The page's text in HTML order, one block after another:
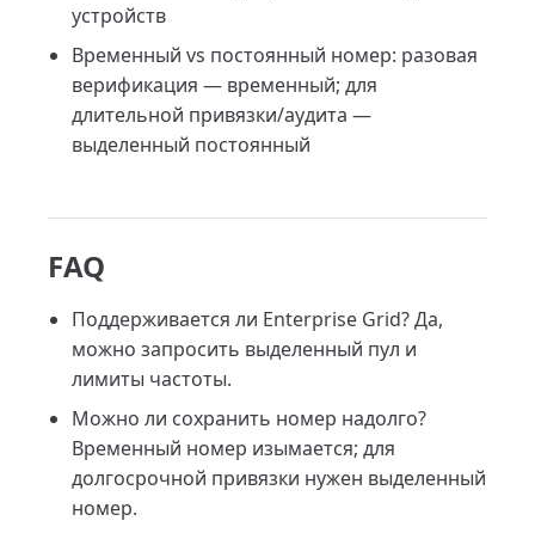
устройств
Временный vs постоянный номер: разовая
верификация — временный; для
длительной привязки/аудита —
выделенный постоянный
FAQ
Поддерживается ли Enterprise Grid? Да,
можно запросить выделенный пул и
лимиты частоты.
Можно ли сохранить номер надолго?
Временный номер изымается; для
долгосрочной привязки нужен выделенный
номер.